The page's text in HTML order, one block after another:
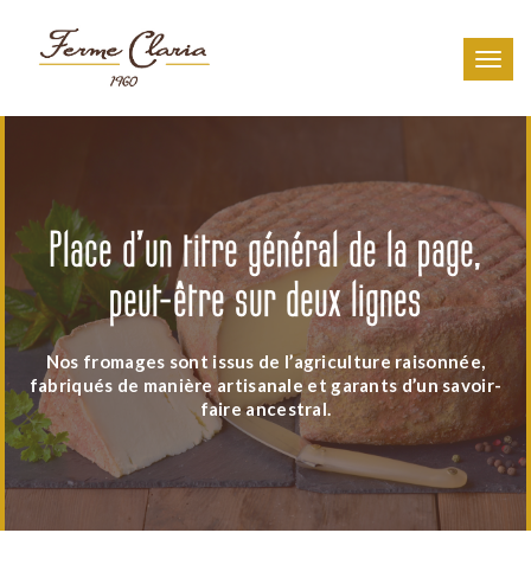
Place d’un titre général de la page,
peut-être sur deux lignes
Nos fromages sont issus de l’agriculture raisonnée,
fabriqués de manière artisanale et garants d’un savoir-
faire ancestral.